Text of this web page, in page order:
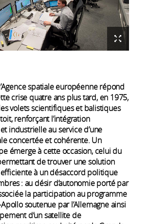
spatiale européenne répond
crise quatre ans plus tard, en 1975,
volets scientifiques et balistiques
renforçant l’intégration
industrielle au service d’une
concertée et cohérente. Un
émerge à cette occasion, celui du
de trouver une solution
à un désaccord politique
: au désir d’autonomie porté par
la participation au programme
soutenue par l’Allemagne ainsi
d’un satellite de